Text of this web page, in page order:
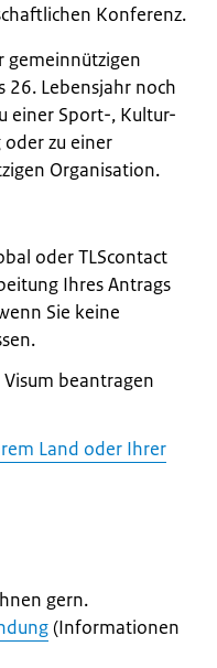
Konferenz.
gemeinnützigen
26. Lebensjahr noch
einer Sport-, Kultur-
zu einer
Organisation.
oder TLScontact
Ihres Antrags
Sie keine
beantragen
Land oder Ihrer
gern.
(Informationen